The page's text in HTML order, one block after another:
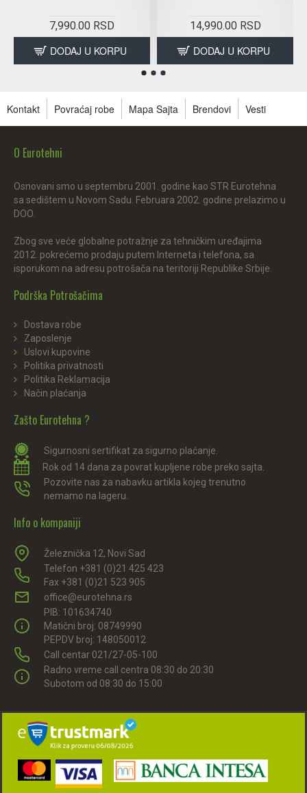
7,990.00 RSD
DODAJ U KORPU
14,990.00 RSD
DODAJ U KORPU
Kontakt Povraćaj robe Mapa Sajta Brendovi Vesti
O Eurotehni
Osnovani smo u septembru 2001. godine kao STR Eurotehna
sa sedištem u Novom Sadu. Februara 2002. godine prelazimo u
DOO.
Zbog sve veće globalne potražnje za tehničkim uređajima
2012. pokrećemo prodaju putem Interneta i telefona, sa
isporukom na adresu potrošača na teritoriji Republike Srbije.
Podrška Potrošačima
Dostava robe
Zaposlenje
Uslovi kupovine
Politika privatnosti
Politika Reklamacija
Način plaćanja
Zašto Eurotehna ?
Sigurnosni sertifikat za sigurno plaćanje.
Rok od 14 dana za povrat kupljene robe preko sajta.
Pozovite nas za nabavku artikla kojeg trenutno
nemamo na lageru.
Info o kompaniji
Železnička 12, Novi Sad
Telefon +381 (0)21 425 423
Fax +381 (0)21 523 905
office@eurotehna.rs
PIB: 101634740
Matični broj: 08749990
PEPDV broj: 148050012
Call centar 021/27-05-100
Radno vreme call centra 08:30 do 20:30
Subotom od 08:30 do 15:00